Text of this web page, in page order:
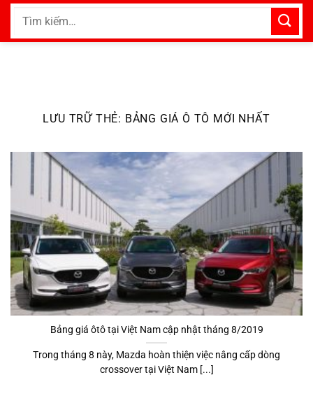
Bỏ
nội
Tìm
LƯU TRỮ THẺ: BẢNG GIÁ Ô TÔ MỚI NHẤT
Bảng giá ôtô tại Việt Nam cập nhật tháng 8/2019
Trong tháng 8 này, Mazda hoàn thiện việc nâng cấp dòng
crossover tại Việt Nam [...]